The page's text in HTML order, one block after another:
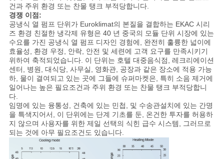
건과 주위 환경 또는 찬물 탱크 부적당합니다.
경쟁 이점:
공냉식 열 펌프 단위가 Euroklimat의 본질을 결합하는 EKAC 시리
즈 환경 친절한 냉각제 유형은 40 년 중국의 모듈 단위 시장에 있는
수요를 가진 공냉식 열 펌프 디자인 경험에, 완전히 훌륭한 넓이에
효율성, 환경 우정, 안락, 안전 및 세련에 고객 요구를 만족시키기
위하여 축적되었습니다. 이 단위는 호텔 대중음식점, 레크리에이션
센터, 병원, 대식당, 사무실, 영화관, 공장과 같은 장소에 적용 가능
하, 물이 결여되고 있는 곳에 그들에 슈퍼마켓은, 특히 소음 제거에
일어나는 높은 필요조건과 주위 환경 또는 찬물 탱크 부적당합니
다.
임명에 있는 융통성, 건축에 있는 민첩, 및 수송관설치에 있는 간명
을 특색지어서, 이 단위에는 단계 기초를 둔, 온건한 투자를 허용하
지 않으며 사용자를 위한 제일 선택의 식힌 급수 시스템, 그러므로
되는 것에 아무 필요조건도 있습니다.